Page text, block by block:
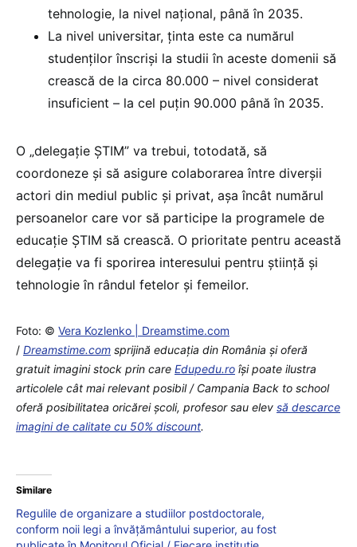
tehnologie, la nivel național, până în 2035.
La nivel universitar, ținta este ca numărul
studenților înscriși la studii în aceste domenii să
crească de la circa 80.000 – nivel considerat
insuficient – la cel puțin 90.000 până în 2035.
O „delegație ȘTIM” va trebui, totodată, să
coordoneze și să asigure colaborarea între diverșii
actori din mediul public și privat, așa încât numărul
persoanelor care vor să participe la programele de
educație ȘTIM să crească. O prioritate pentru această
delegație va fi sporirea interesului pentru știință și
tehnologie în rândul fetelor și femeilor.
Foto: © Vera Kozlenko | Dreamstime.com
/ Dreamstime.com sprijină educaţia din România şi oferă
gratuit imagini stock prin care Edupedu.ro îşi poate ilustra
articolele cât mai relevant posibil / Campania Back to school
oferă posibilitatea oricărei școli, profesor sau elev să descarce
imagini de calitate cu 50% discount.
Similare
Regulile de organizare a studiilor postdoctorale,
conform noii legi a învățământului superior, au fost